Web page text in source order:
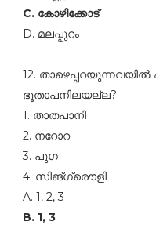
C. കോഴിക്കോട്‌
D. മലപ്പുറം
12.
ഭൂതാപനിലയല്ല?
1. താതപാനി
2. നറോറ
3. പുഗ
4. സിങ്ഗ്രൌളി
A. 1, 2, 3
B. 1, 3